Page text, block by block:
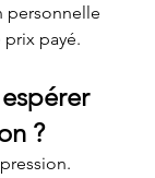
personnelle
payé.
?